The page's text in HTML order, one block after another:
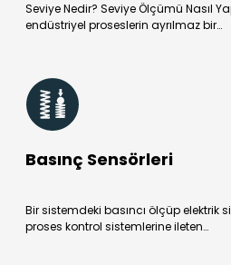
Seviye Nedir? Seviye Ölçümü Nasıl
endüstriyel proseslerin ayrılmaz bir…
Basınç Sensörleri
Bir sistemdeki basıncı ölçüp elektrik
proses kontrol sistemlerine ileten…